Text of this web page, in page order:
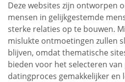
Deze websites zijn ontworpen
mensen in gelijkgestemde
sterke relaties op te bouwen.
mislukte ontmoetingen zullen
blijven, omdat thematische
bieden voor het selecteren
datingproces gemakkelijker en